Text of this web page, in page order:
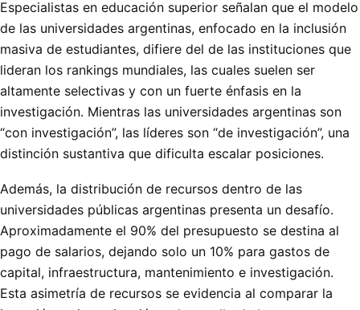
Especialistas en educación superior señalan que el modelo
de las universidades argentinas, enfocado en la inclusión
masiva de estudiantes, difiere del de las instituciones que
lideran los rankings mundiales, las cuales suelen ser
altamente selectivas y con un fuerte énfasis en la
investigación. Mientras las universidades argentinas son
“con investigación”, las líderes son “de investigación”, una
distinción sustantiva que dificulta escalar posiciones.
Además, la distribución de recursos dentro de las
universidades públicas argentinas presenta un desafío.
Aproximadamente el 90% del presupuesto se destina al
pago de salarios, dejando solo un 10% para gastos de
capital, infraestructura, mantenimiento e investigación.
Esta asimetría de recursos se evidencia al comparar la